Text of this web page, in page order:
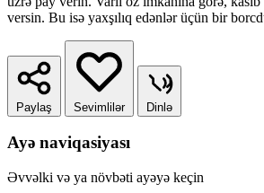
versin. Bu isə yaxşılıq edənlər üçün bir
Paylaş Sevimlilər Dinlə
Ayə naviqasiyası
Əvvəlki və ya növbəti ayəyə keçin